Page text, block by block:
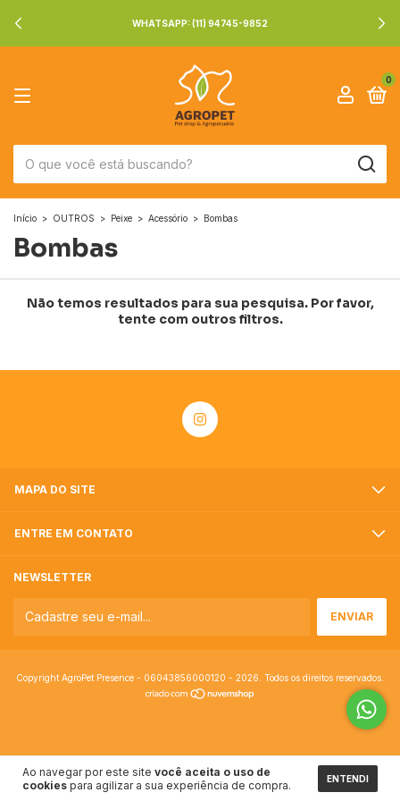
WHATSAPP: (11) 94745-9852
0
Ao navegar por este site você aceita o uso de
cookies para agilizar a sua experiência de compra. ENTENDI
Início > OUTROS > Peixe > Acessório > Bombas
Bombas
Não temos resultados para sua pesquisa. Por favor,
tente com outros filtros.
MAPA DO SITE
ENTRE EM CONTATO
NEWSLETTER
Copyright AgroPet Presence - 06043856000120 - 2026. Todos os direitos reservados.